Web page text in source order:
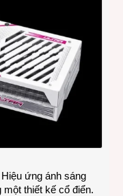
Hiệu ứng ánh sáng
thiết kế cổ điển.